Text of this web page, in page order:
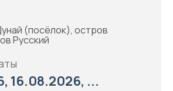
(посёлок), остров
Русский
16.08.2026, ...